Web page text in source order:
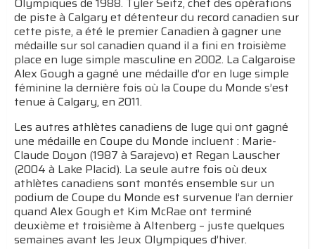
de piste à Calgary et détenteur du record canadien sur
cette piste, a été le premier Canadien à gagner une
médaille sur sol canadien quand il a fini en troisième
place en luge simple masculine en 2002. La Calgaroise
Alex Gough a gagné une médaille d’or en luge simple
féminine la dernière fois où la Coupe du Monde s’est
tenue à Calgary, en 2011.
Les autres athlètes canadiens de luge qui ont gagné
une médaille en Coupe du Monde incluent : Marie-
Claude Doyon (1987 à Sarajevo) et Regan Lauscher
(2004 à Lake Placid). La seule autre fois où deux
athlètes canadiens sont montés ensemble sur un
podium de Coupe du Monde est survenue l’an dernier
quand Alex Gough et Kim McRae ont terminé
deuxième et troisième à Altenberg – juste quelques
semaines avant les Jeux Olympiques d’hiver.